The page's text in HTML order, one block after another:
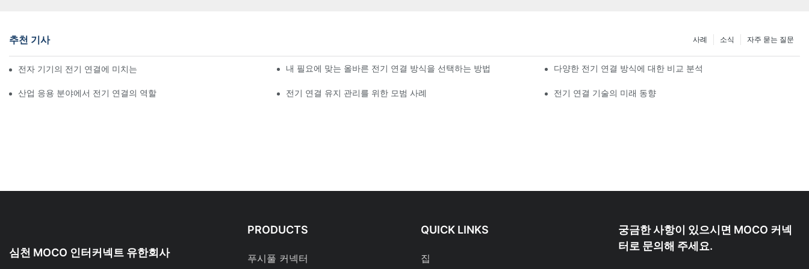
추천 기사 자주 묻는 질문
소식
사례
전자 기기의 전기 연결에 미치는 기술의 영향 내 필요에 맞는 올바른 전기 연결 방식을 선택하는 방법 다양한 전기 연결 방식에 대한 비교 분석
산업 응용 분야에서 전기 연결의 역할 전기 연결 유지 관리를 위한 모범 사례 전기 연결 기술의 미래 동향
심천 MOCO 인터커넥트 유한회사
PRODUCTS
푸시풀 커넥터
QUICK LINKS
집
궁금한 사항이 있으시면 MOCO 커넥
터로 문의해 주세요.